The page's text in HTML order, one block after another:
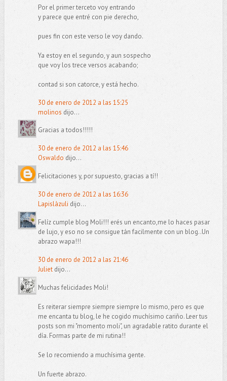
Por el primer terceto voy entrando
y parece que entré con pie derecho,
pues fin con este verso le voy dando.
Ya estoy en el segundo, y aun sospecho
que voy los trece versos acabando;
contad si son catorce, y está hecho.
30 de enero de 2012 a las 15:25
molinos dijo...
Gracias a todos!!!!!
30 de enero de 2012 a las 15:46
Oswaldo dijo...
Felicitaciones y, por supuesto, gracias a tí!!
30 de enero de 2012 a las 16:36
Lapislàzuli dijo...
Felíz cumple blog Moli!!! erés un encanto,me lo haces pasar
de lujo, y eso no se consigue tán facilmente con un blog..Un
abrazo wapa!!!
30 de enero de 2012 a las 21:46
Julietdijo...
Muchas felicidades Moli!
Es reiterar siempre siempre siempre lo mismo, pero es que
me encanta tu blog, le he cogido muchísimo cariño. Leer tus
posts son mi "momento moli", un agradable ratito durante el
día. Formas parte de mi rutina!!
Se lo recomiendo a muchísima gente.
Un fuerte abrazo.